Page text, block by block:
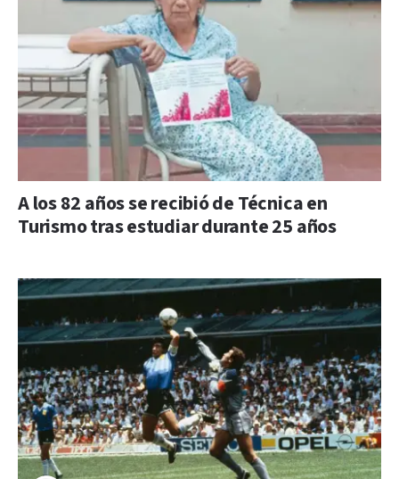
A los 82 años se recibió de Técnica en
Turismo tras estudiar durante 25 años